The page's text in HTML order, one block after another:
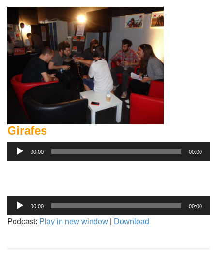
Girafes
Lecteur
audio
00:00 00:00
Lecteur
audio
00:00 00:00
Podcast: Play in new window Download